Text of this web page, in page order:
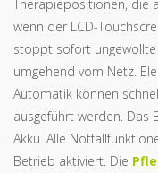
Therapiepositionen, die
wenn der LCD-
stoppt sofort
umgehend vom Netz.
Automatik können
ausgeführt werden. Das
Akku. Alle
Betrieb aktiviert. Die